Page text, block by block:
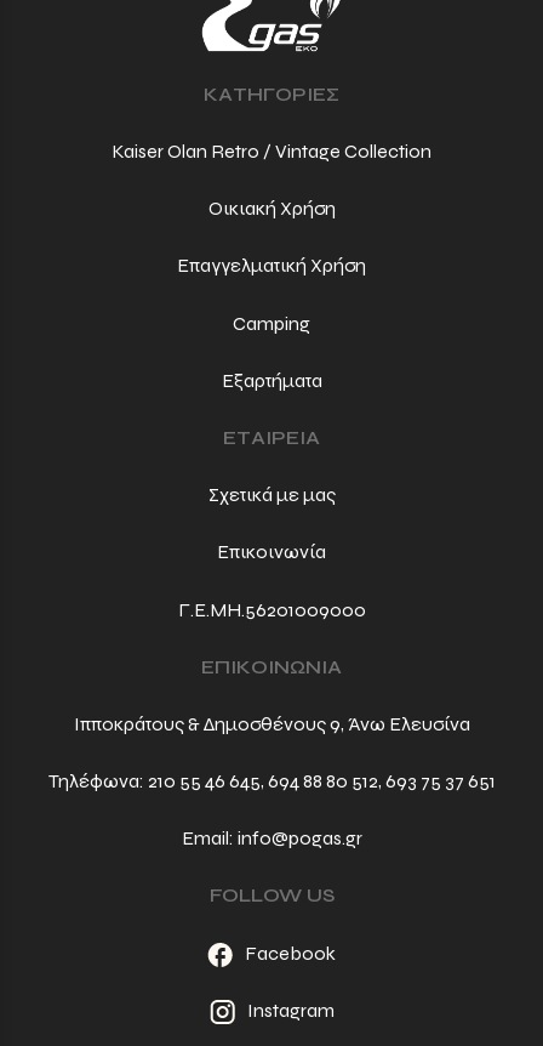
ΚΑΤΗΓΟΡΙΕΣ
Kaiser Olan Retro / Vintage Collection
Οικιακή Χρήση
Επαγγελματική Χρήση
Camping
Εξαρτήματα
ΕΤΑΙΡΕΙΑ
Σχετικά με μας
Επικοινωνία
Γ.Ε.ΜΗ.56201009000
ΕΠΙΚΟΙΝΩΝΙΑ
Ιπποκράτους & Δημοσθένους 9, Άνω Ελευσίνα
Τηλέφωνα: 210 55 46 645, 694 88 80 512, 693 75 37 651
Email: info@pogas.gr
FOLLOW US
Facebook
Instagram